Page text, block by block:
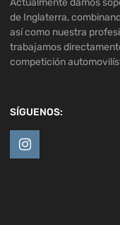
Actualmente damos
de Inglaterra,
así como nuestra
trabajamos
competición
SÍGUENOS: